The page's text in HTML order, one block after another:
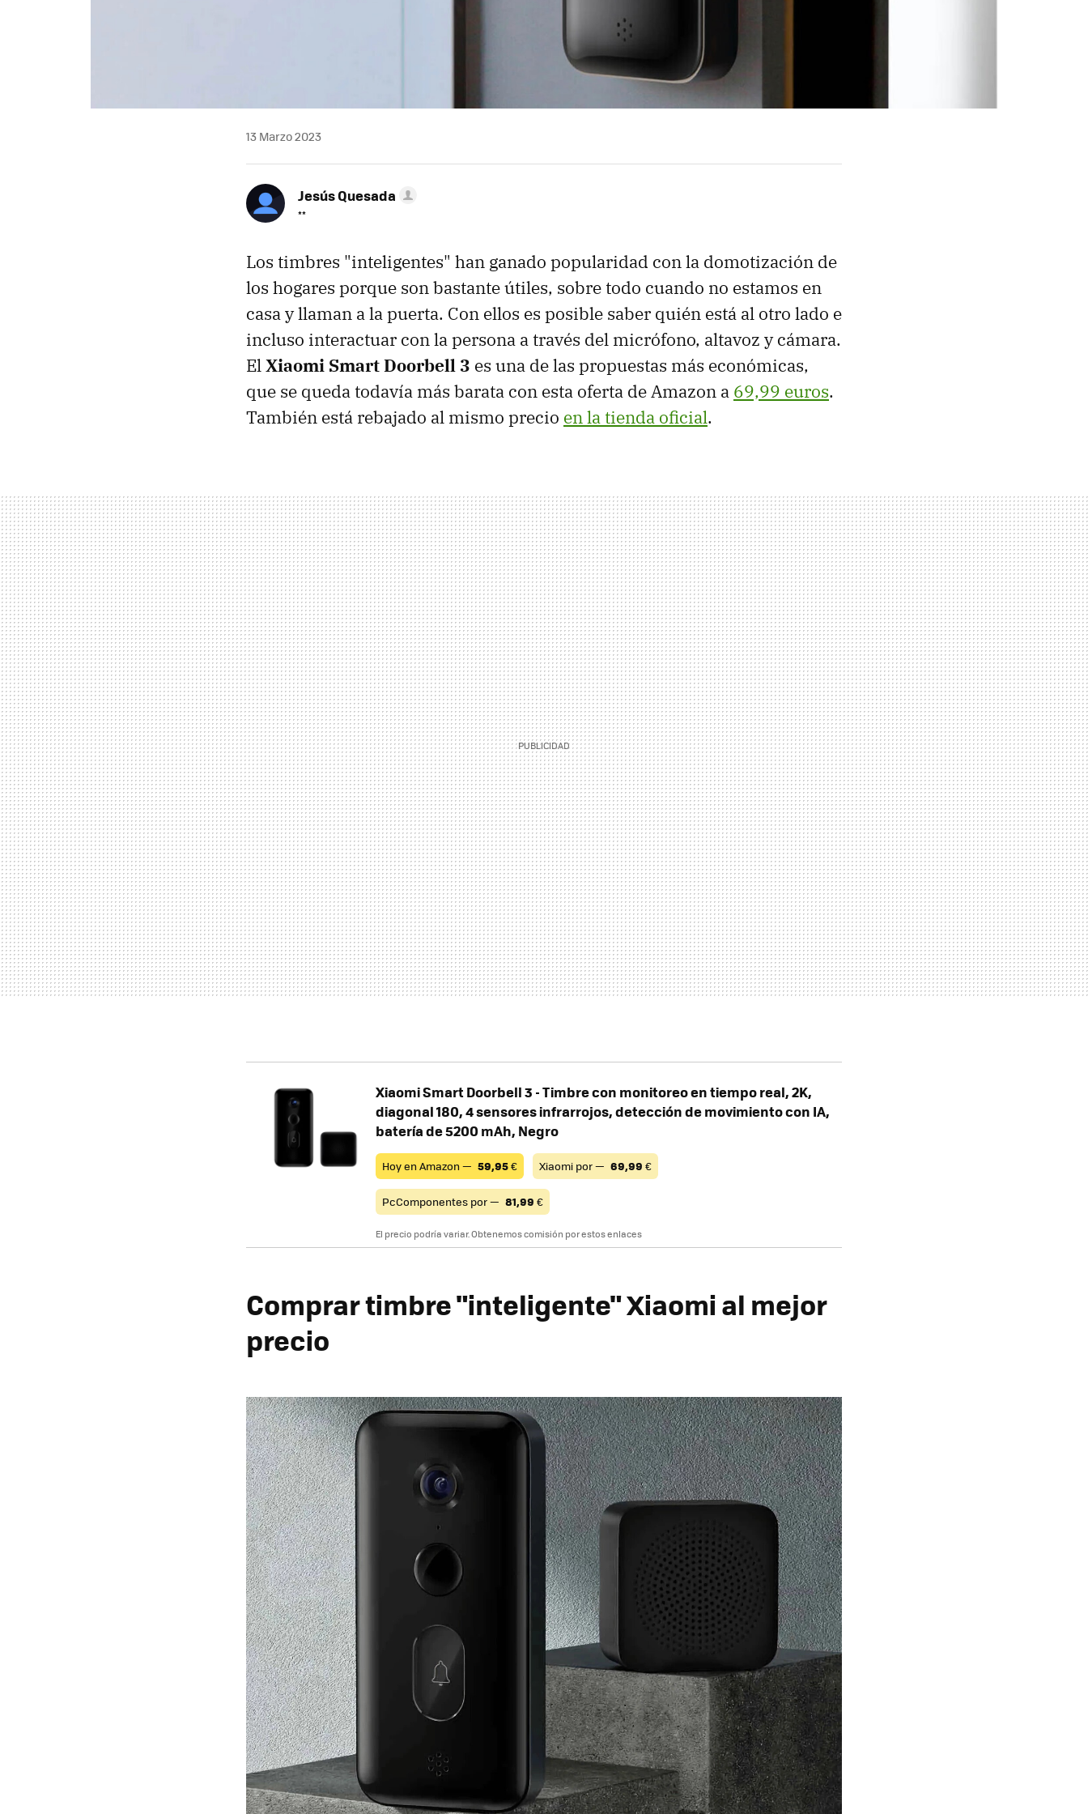
13 Marzo 2023
Jesús Quesada
**
Los timbres "inteligentes" han ganado popularidad con la domotización de
los hogares porque son bastante útiles, sobre todo cuando no estamos en
casa y llaman a la puerta. Con ellos es posible saber quién está al otro lado e
incluso interactuar con la persona a través del micrófono, altavoz y cámara.
El Xiaomi Smart Doorbell 3 es una de las propuestas más económicas,
que se queda todavía más barata con esta oferta de Amazon a 69,99 euros.
También está rebajado al mismo precio en la tienda oficial.
Xiaomi Smart Doorbell 3 - Timbre con monitoreo en tiempo real, 2K,
diagonal 180, 4 sensores infrarrojos, detección de movimiento con IA,
batería de 5200 mAh, Negro
Hoy en Amazon — 59,95€ Xiaomi por — 69,99 €
PcComponentes por — 81,99 €
El precio podría variar. Obtenemos comisión por estos enlaces
Comprar timbre "inteligente" Xiaomi al mejor
precio